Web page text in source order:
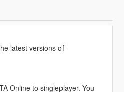
latest versions of
Online to singleplayer. You